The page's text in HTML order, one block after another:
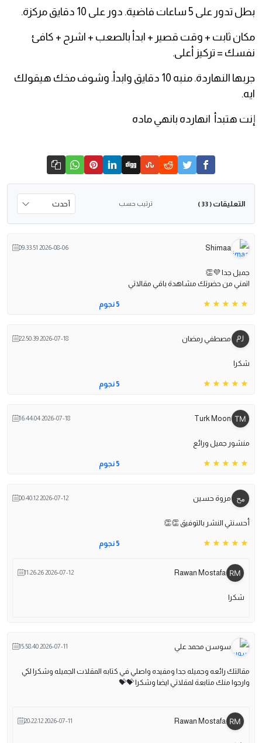
بطل تدور على 5 ساعات فاضية. دور على 10 دقايق مركزة.
مكان ثابت + وقت قصير + ابدأ بالصعب + اشرح + كافئ
نفسك = تركيز أعلى.
جربها النهاردة. منبه 10 دقايق وابدأ. وشوف مخك هيقولك
ايه.
إنت هتبدأ انهارده بانهي ماده
التعليقات ( 33 ) ترتيب حسب
Shimaa
2026-08-06 09:33:51
جميل جدا 💜👏
اتمني من حضرتك مشاهدة باقي مقالاتي
5 نجوم
مصطفي رمضان 2026-07-18 22:50:39
شكرا
5 نجوم
Turk Moon
2026-07-18 16:44:04
منشور جميل ورائع
5 نجوم
مروة حسين 2026-07-12 00:40:12
أحسنتي النشر بالتوفيق 👏👏
5 نجوم
Rawan Mostafa
2026-07-12 11:26:26
شكرا
سوسن محمد علي 2026-07-11 15:58:40
مقالتك رائعه وجميله جدا ومفيده واصلي في كتابه المقلات الجميله وشكرا لكي
وارجوا منك متابعة لمقلاتي ايضا وشكرا 💝💝
Rawan Mostafa
2026-07-11 20:22:12